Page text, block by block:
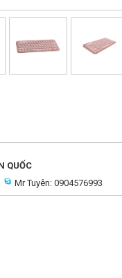
QUỐC
Mr Tuyên: 0904576993